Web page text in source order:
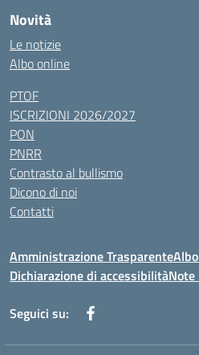
Novità
Le notizie
Albo online
PTOF
ISCRIZIONI 2026/2027
PON
PNRR
Contrasto al bullismo
Dicono di noi
Contatti
Amministrazione Trasparente
Dichiarazione di accessibilitàNote
Seguici su: